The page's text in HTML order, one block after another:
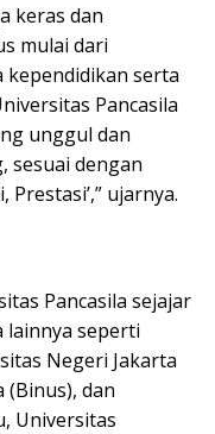
keras dan
mulai dari
kependidikan serta
Pancasila
unggul dan
sesuai dengan
Prestasi’,” ujarnya.
Pancasila sejajar
lainnya seperti
Negeri Jakarta
(Binus), dan
Universitas